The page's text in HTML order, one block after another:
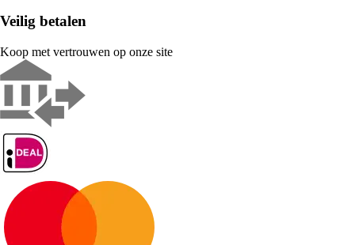
Veilig betalen
Koop met vertrouwen op onze site